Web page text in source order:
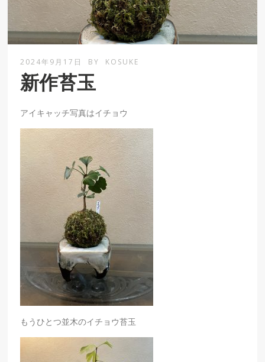
2024年9月17日 BY KOSUKE
新作苔玉
アイキャッチ写真はイチョウ
もうひとつ並木のイチョウ苔玉